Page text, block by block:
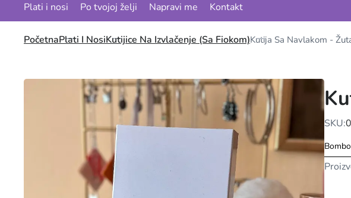
Plati i nosi Po tvojoj želji Napravi me Kontakt
PočetnaPlati I NosiKutijice Na Izvlačenje (sa Fiokom)Kutija Sa Navlakom -
SKU: